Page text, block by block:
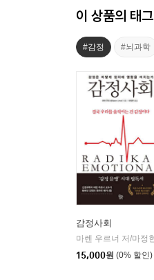
이 상품의 태그
#감정 #뇌과학
감정사회
15,000원 (0% 할인)